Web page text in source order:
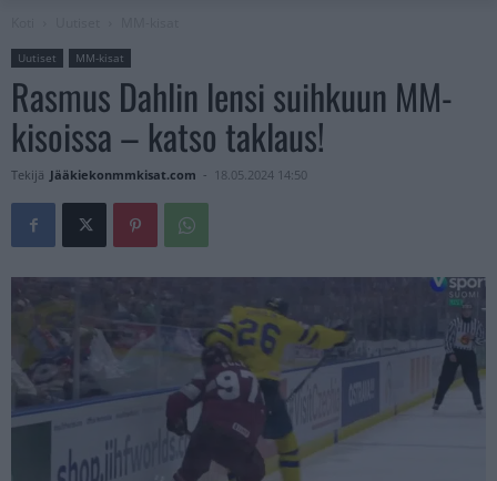
Uutiset MM-kisat
Rasmus Dahlin lensi suihkuun MM-
kisoissa – katso taklaus!
Tekijä Jääkiekonmmkisat.com - 18.05.2024 14:50